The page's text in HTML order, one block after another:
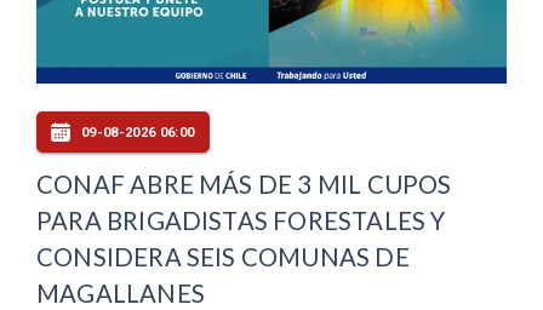
09-08-2026 06:00
CONAF ABRE MÁS DE 3 MIL CUPOS
PARA BRIGADISTAS FORESTALES Y
CONSIDERA SEIS COMUNAS DE
MAGALLANES